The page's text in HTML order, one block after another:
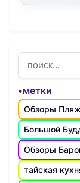
•метки
Обзоры
Большой
Обзоры
тайская